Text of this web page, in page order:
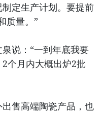
定生产计划。要提前
质量。”
说：“一到年底我要
个月内大概出炉2批
售高端陶瓷产品，也